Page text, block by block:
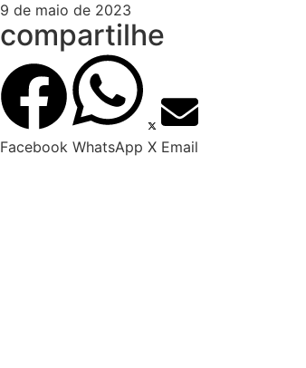
9 de maio de 2023
compartilhe
Facebook WhatsApp X Email